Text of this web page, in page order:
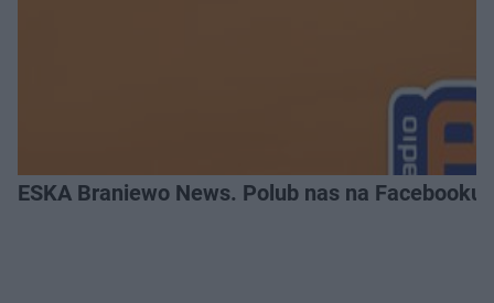
ESKA Braniewo News. Polub nas na Facebooku!